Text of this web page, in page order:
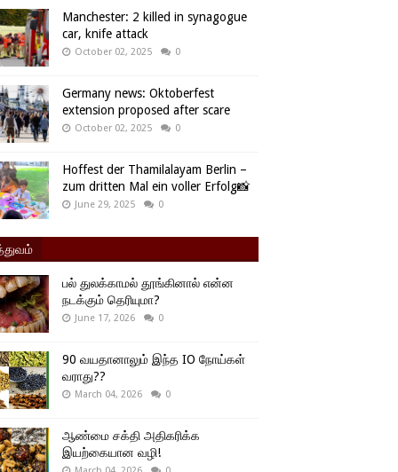
Manchester: 2 killed in synagogue
car, knife attack
October 02, 2025 0
Germany news: Oktoberfest
extension proposed after scare
October 02, 2025 0
Hoffest der Thamilalayam Berlin –
zum dritten Mal ein voller Erfolg📸
June 29, 2025 0
பல் துலக்காமல் தூங்கினால் என்ன
நடக்கும் தெரியுமா?
June 17, 2026 0
90 வயதானாலும் இந்த IO நோய்கள்
வராது??
March 04, 2026 0
ஆண்மை சக்தி அதிகரிக்க
இயற்கையான வழி!